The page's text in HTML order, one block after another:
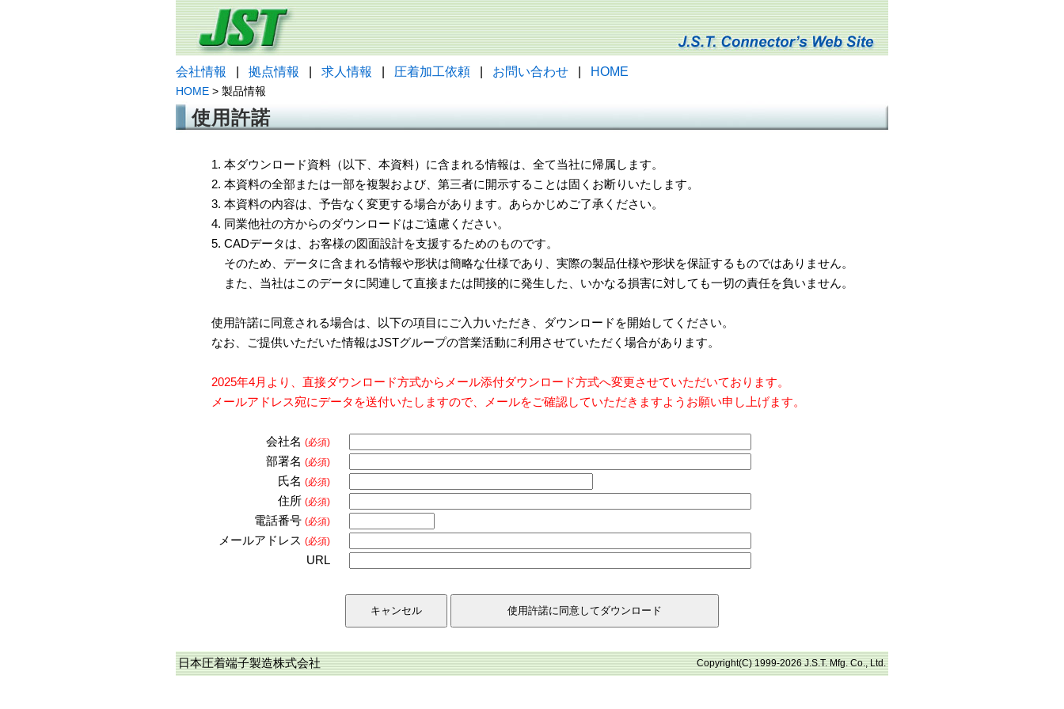
会社情報 拠点情報 求人情報 圧着加工依頼 お問い合わせ HOME
HOME > 製品情報
使用許諾
1. 本ダウンロード資料（以下、本資料）に含まれる情報は、全て当社に帰属します。
2. 本資料の全部または一部を複製および、第三者に開示することは固くお断りいたします。
3. 本資料の内容は、予告なく変更する場合があります。あらかじめご了承ください。
4. 同業他社の方からのダウンロードはご遠慮ください。
5. CADデータは、お客様の図面設計を支援するためのものです。
そのため、データに含まれる情報や形状は簡略な仕様であり、実際の製品仕様や形状を保証するものではありません。
また、当社はこのデータに関連して直接または間接的に発生した、いかなる損害に対しても一切の責任を負いません。
使用許諾に同意される場合は、以下の項目にご入力いただき、ダウンロードを開始してください。
なお、ご提供いただいた情報はJSTグループの営業活動に利用させていただく場合があります。
2025年4月より、直接ダウンロード方式からメール添付ダウンロード方式へ変更させていただいております。
メールアドレス宛にデータを送付いたしますので、メールをご確認していただきますようお願い申し上げます。
会社名 (必須)
部署名 (必須)
氏名 (必須)
住所 (必須)
電話番号 (必須)
メールアドレス (必須)
URL
日本圧着端子製造株式会社 Copyright(C) 1999-2026 J.S.T. Mfg. Co., Ltd.